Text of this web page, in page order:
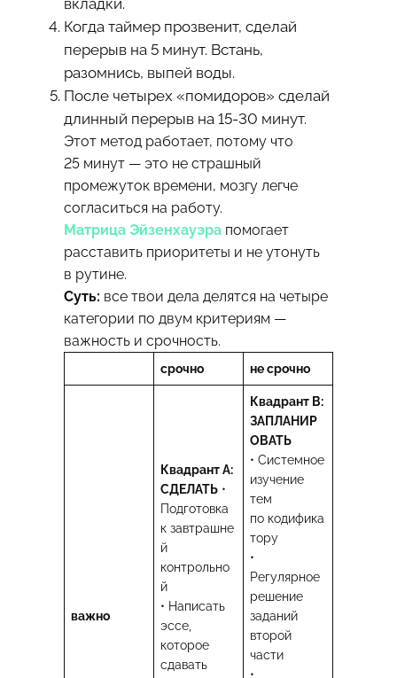
вкладки.
Когда таймер прозвенит, сделай
перерыв на 5 минут. Встань,
разомнись, выпей воды.
После четырех «помидоров» сделай
длинный перерыв на 15-30 минут.
Этот метод работает, потому что
25 минут — это не страшный
промежуток времени, мозгу легче
согласиться на работу.
Матрица Эйзенхауэрапомогает
расставить приоритеты и не утонуть
в рутине.
Суть: все твои дела делятся на четыре
категории по двум критериям —
важность и срочность.
срочно не срочно
важно
Квадрант А:
СДЕЛАТЬ•
Подготовка
к завтрашне
й
контрольно
й
• Написать
эссе,
которое
сдавать
Квадрант B:
ЗАПЛАНИР
ОВАТЬ
• Системное
изучение
тем
по кодифика
тору
•
Регулярное
решение
заданий
второй
части
•